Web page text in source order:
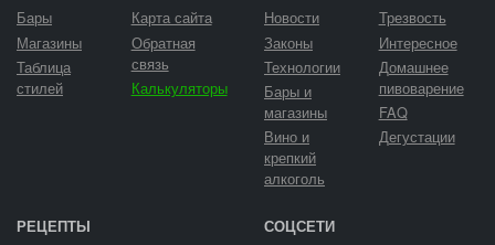
Бары
Магазины
Таблица
стилей
Карта сайта
Обратная
связь
Калькуляторы
Новости
Законы
Технологии
Бары и
магазины
Вино и
крепкий
алкоголь
Трезвость
Интересное
Домашнее
пивоварение
FAQ
Дегустации
РЕЦЕПТЫ СОЦСЕТИ